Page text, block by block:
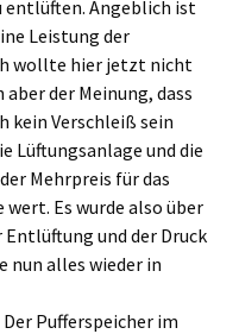
entlüften. Angeblich ist
Leistung der
wollte hier jetzt nicht
der Meinung, dass
kein Verschleiß sein
Lüftungsanlage und die
Mehrpreis für das
Es wurde also über
und der Druck
nun alles wieder in
Pufferspeicher im